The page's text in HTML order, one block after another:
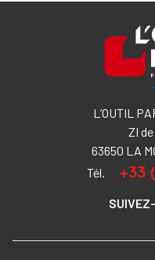
L’OUTIL
ZI
63650 LA
Tél.
+33